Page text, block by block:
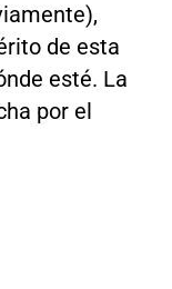
de esta
esté. La
por el